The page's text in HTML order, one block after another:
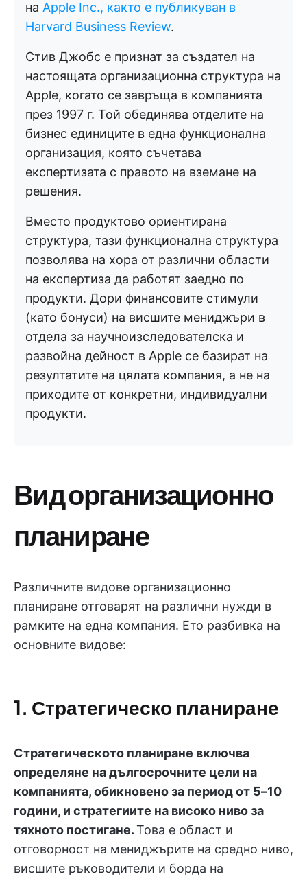
на Apple Inc., както е публикуван в
Harvard Business Review.
Стив Джобс е признат за създател на
настоящата организационна структура на
Apple, когато се завръща в компанията
през 1997 г. Той обединява отделите на
бизнес единиците в една функционална
организация, която съчетава
експертизата с правото на вземане на
решения.
Вместо продуктово ориентирана
структура, тази функционална структура
позволява на хора от различни области
на експертиза да работят заедно по
продукти. Дори финансовите стимули
(като бонуси) на висшите мениджъри в
отдела за научноизследователска и
развойна дейност в Apple се базират на
резултатите на цялата компания, а не на
приходите от конкретни, индивидуални
продукти.
Вид организационно
планиране
Различните видове организационно
планиране отговарят на различни нужди в
рамките на една компания. Ето разбивка на
основните видове:
1. Стратегическо планиране
Стратегическото планиране включва
определяне на дългосрочните цели на
компанията, обикновено за период от 5–10
години, и стратегиите на високо ниво за
тяхното постигане.Това е област и
отговорност на мениджърите на средно ниво,
висшите ръководители и борда на